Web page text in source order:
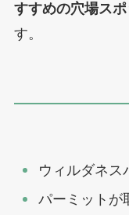
すすめの穴場スポ
す。
ウィルダネス
パーミットが